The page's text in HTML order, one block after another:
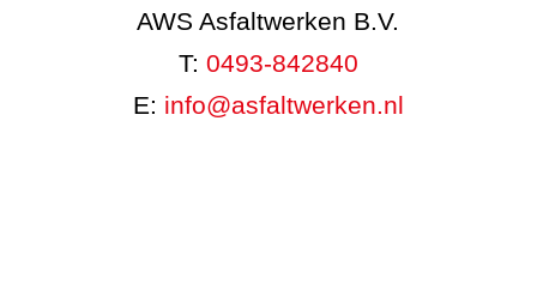
AWS Asfaltwerken B.V.
T: 0493-842840
E: info@asfaltwerken.nl